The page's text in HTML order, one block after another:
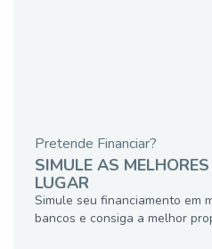
Pretende Financiar?
SIMULE AS
LUGAR
Simule seu financiamento em
bancos e consiga a melhor